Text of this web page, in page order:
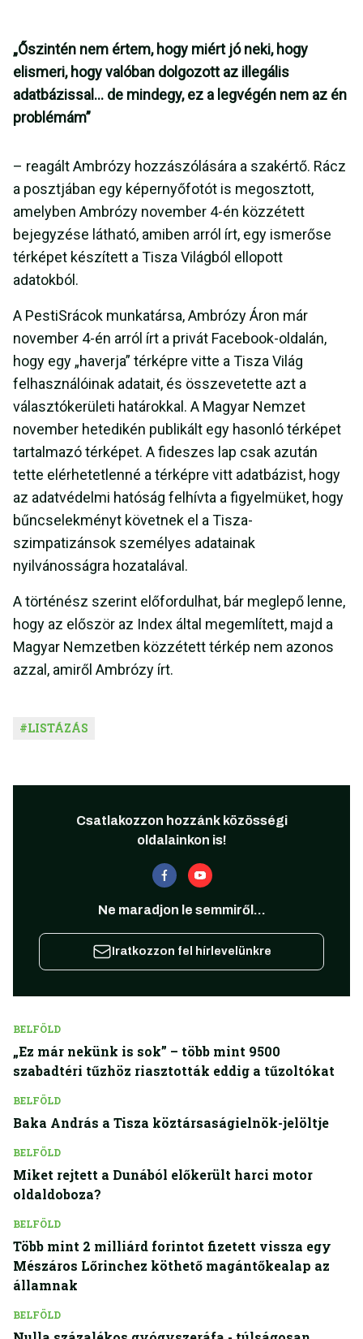
„Őszintén nem értem, hogy miért jó neki, hogy
elismeri, hogy valóban dolgozott az illegális
adatbázissal… de mindegy, ez a legvégén nem az én
problémám”
– reagált Ambrózy hozzászólására a szakértő. Rácz
a posztjában egy képernyőfotót is megosztott,
amelyben Ambrózy november 4-én közzétett
bejegyzése látható, amiben arról írt, egy ismerőse
térképet készített a Tisza Világból ellopott
adatokból.
A PestiSrácok munkatársa, Ambrózy Áron már
november 4-én arról írt a privát Facebook-oldalán,
hogy egy „haverja” térképre vitte a Tisza Világ
felhasználóinak adatait, és összevetette azt a
választókerületi határokkal. A Magyar Nemzet
november hetedikén publikált egy hasonló térképet
tartalmazó térképet. A fideszes lap csak azután
tette elérhetetlenné a térképre vitt adatbázist, hogy
az adatvédelmi hatóság felhívta a figyelmüket, hogy
bűncselekményt követnek el a Tisza-
szimpatizánsok személyes adatainak
nyilvánosságra hozatalával.
A történész szerint előfordulhat, bár meglepő lenne,
hogy az először az Index által megemlített, majd a
Magyar Nemzetben közzétett térkép nem azonos
azzal, amiről Ambrózy írt.
#LISTÁZÁS
Csatlakozzon hozzánk közösségi
oldalainkon is!
Ne maradjon le semmiről...
Iratkozzon fel hírlevelünkre
BELFÖLD
„Ez már nekünk is sok” – több mint 9500
szabadtéri tűzhöz riasztották eddig a tűzoltókat
BELFÖLD
Baka András a Tisza köztársaságielnök-jelöltje
BELFÖLD
Miket rejtett a Dunából előkerült harci motor
oldaldoboza?
BELFÖLD
Több mint 2 milliárd forintot fizetett vissza egy
Mészáros Lőrinchez köthető magántőkealap az
államnak
BELFÖLD